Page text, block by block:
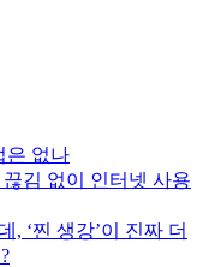
은 없나
김 없이 인터넷 사용
, ‘찐 생강’이 진짜 더